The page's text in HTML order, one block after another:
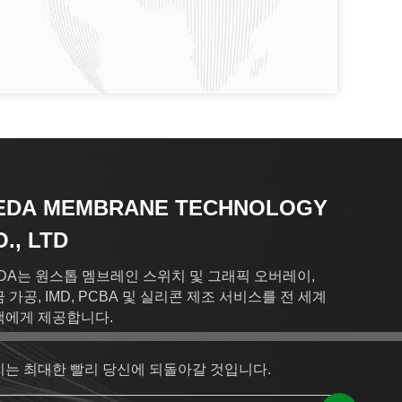
MEMBRANE TECHNOLOGY
LTD
는 원스톱 멤브레인 스위치 및 그래픽 오버레이,
가공, IMD, PCBA 및 실리콘 제조 서비스를 전 세계
에게 제공합니다.
는 최대한 빨리 당신에 되돌아갈 것입니다.